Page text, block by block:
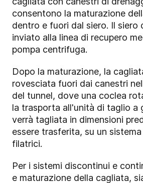
consentono la maturazione
dentro e fuori dal siero. Il siero
inviato alla linea di recupero
pompa centrifuga.
Dopo la maturazione, la
rovesciata fuori dai canestri
del tunnel, dove una coclea
la trasporta all'unità di taglio a
verrà tagliata in dimensioni
essere trasferita, su un
filatrici.
Per i sistemi discontinui e
e maturazione della cagliata,